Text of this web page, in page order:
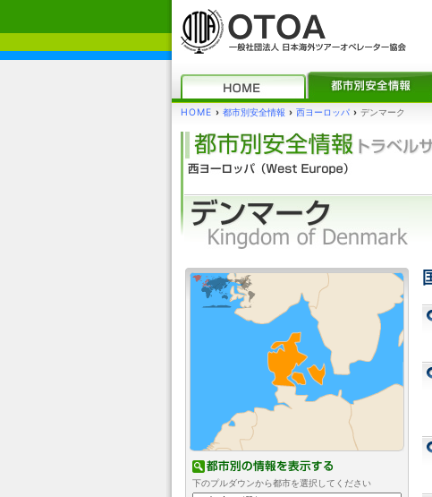
HOME › 都市別安全情報 › 西ヨーロッパ › デンマーク
下のプルダウンから都市を選択してください